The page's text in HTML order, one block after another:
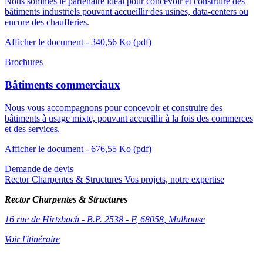
bâtiments industriels pouvant accueillir des usines, data-centers ou
encore des chaufferies.
Afficher le document - 340,56 Ko (pdf)
Brochures
Bâtiments commerciaux
Nous vous accompagnons pour concevoir et construire des
bâtiments à usage mixte, pouvant accueillir à la fois des commerces
et des services.
Afficher le document - 676,55 Ko (pdf)
Demande de devis
Rector Charpentes & Structures Vos projets, notre expertise
Rector Charpentes & Structures
16 rue de Hirtzbach - B.P. 2538 - F, 68058 Mulhouse
Voir l'itinéraire